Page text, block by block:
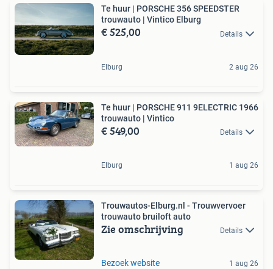
Te huur | PORSCHE 356 SPEEDSTER
trouwauto | Vintico Elburg
€ 525,00 Details
Elburg 2 aug 26
Te huur | PORSCHE 911 9ELECTRIC 1966
trouwauto | Vintico
€ 549,00 Details
Elburg 1 aug 26
Trouwautos-Elburg.nl - Trouwvervoer
trouwauto bruiloft auto
Zie omschrijving Details
Bezoek website 1 aug 26